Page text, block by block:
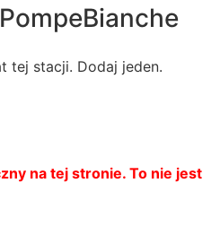
tej stacji. Dodaj jeden.
na tej stronie. To nie jest